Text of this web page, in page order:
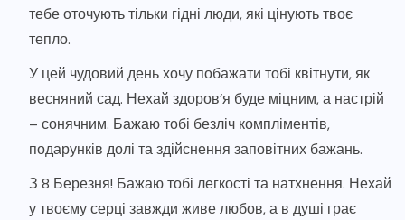
тебе оточують тільки гідні люди, які цінують твоє
тепло.
У цей чудовий день хочу побажати тобі квітнути, як
весняний сад. Нехай здоров’я буде міцним, а настрій
– сонячним. Бажаю тобі безліч компліментів,
подарунків долі та здійснення заповітних бажань.
З 8 Березня! Бажаю тобі легкості та натхнення. Нехай
у твоєму серці завжди живе любов, а в душі грає